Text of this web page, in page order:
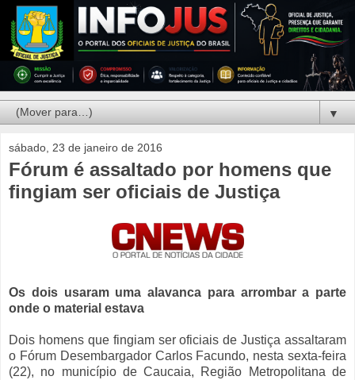
▼
sábado, 23 de janeiro de 2016
Fórum é assaltado por homens que
fingiam ser oficiais de Justiça
Os dois usaram uma alavanca para arrombar a parte
onde o material estava
Dois homens que fingiam ser oficiais de Justiça assaltaram
o Fórum Desembargador Carlos Facundo, nesta sexta-feira
(22), no município de Caucaia, Região Metropolitana de